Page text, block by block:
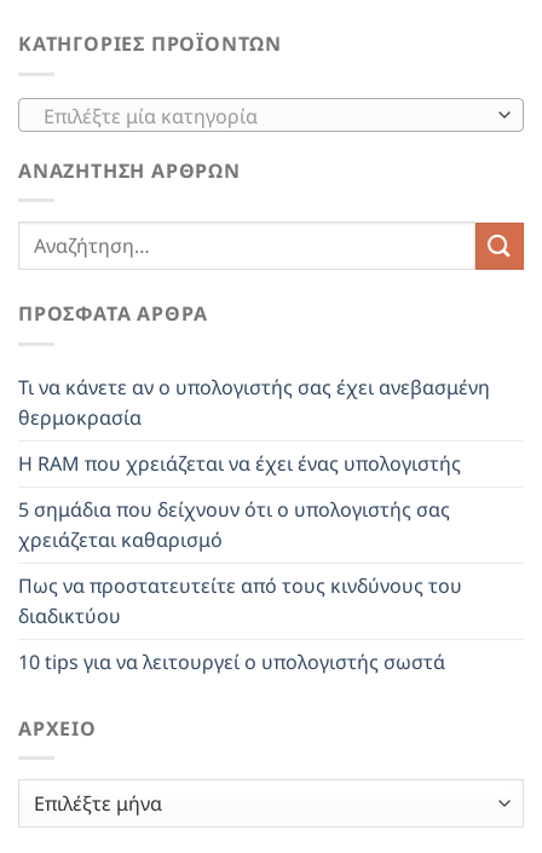
ΚΑΤΗΓΟΡΊΕΣ ΠΡΟΪΌΝΤΩΝ
Επιλέξτε μία κατηγορία
ΑΝΑΖΉΤΗΣΗ ΆΡΘΡΩΝ
ΠΡΌΣΦΑΤΑ ΆΡΘΡΑ
Τι να κάνετε αν ο υπολογιστής σας έχει ανεβασμένη
θερμοκρασία
Η RAM που χρειάζεται να έχει ένας υπολογιστής
5 σημάδια που δείχνουν ότι ο υπολογιστής σας
χρειάζεται καθαρισμό
Πως να προστατευτείτε από τους κινδύνους του
διαδικτύου
10 tips για να λειτουργεί ο υπολογιστής σωστά
ΑΡΧΕΊΟ
Αρχείο